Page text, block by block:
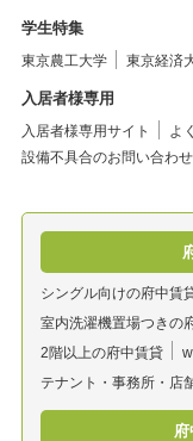
学生特集
東京農工大学 東京経済
入居者様専用
入居者様専用サイト よ
設備不具合のお問い合わせ
シングル向けの府中賃
室内洗濯機置場つきの
2階以上の府中賃貸
テナント・事務所・店